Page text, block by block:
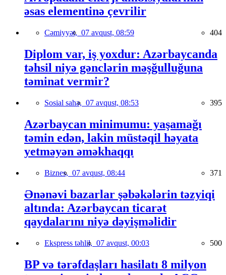
əsas elementinə çevrilir
Cəmiyyət, 07 avqust, 08:59 404
Diplom var, iş yoxdur: Azərbaycanda
təhsil niyə gənclərin məşğulluğuna
təminat vermir?
Sosial sahə, 07 avqust, 08:53 395
Azərbaycan minimumu: yaşamağı
təmin edən, lakin müstəqil həyata
yetməyən əməkhaqqı
Biznes, 07 avqust, 08:44 371
Ənənəvi bazarlar şəbəkələrin təzyiqi
altında: Azərbaycan ticarət
qaydalarını niyə dəyişməlidir
Ekspress təhlil, 07 avqust, 00:03 500
BP və tərəfdaşları hasilatı 8 milyon